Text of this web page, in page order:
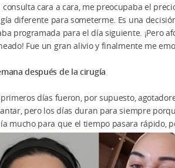
consulta cara a cara, me preocupaba el
diferente para someterme. Es una
programada para el día siguiente. ¡Pero
Fue un gran alivio y finalmente me
después de la cirugía
días fueron, por supuesto,
pero los días duran para siempre
mucho para que el tiempo pasara rápido,